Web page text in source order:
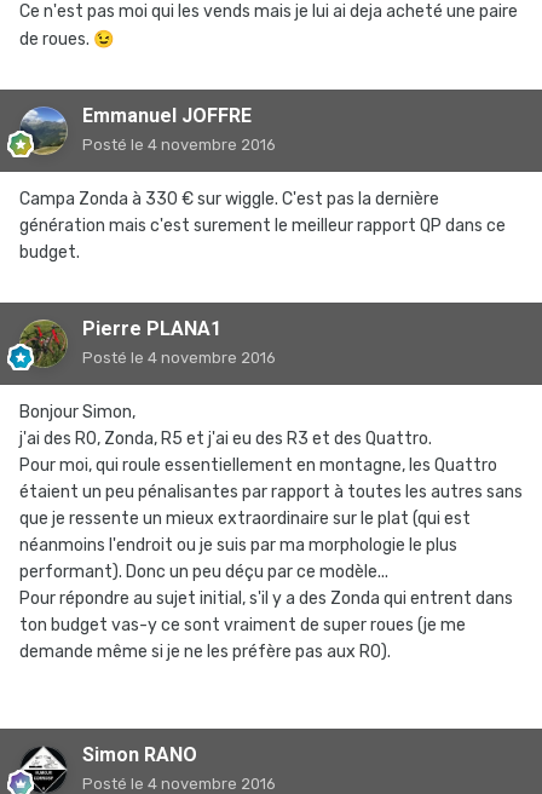
Ce n'est pas moi qui les vends mais je lui ai deja acheté une paire
de roues. 😉
Emmanuel JOFFRE
Posté le 4 novembre 2016
Campa Zonda à 330 € sur wiggle. C'est pas la dernière
génération mais c'est surement le meilleur rapport QP dans ce
budget.
Pierre PLANA1
Posté le 4 novembre 2016
Bonjour Simon,
j'ai des R0, Zonda, R5 et j'ai eu des R3 et des Quattro.
Pour moi, qui roule essentiellement en montagne, les Quattro
étaient un peu pénalisantes par rapport à toutes les autres sans
que je ressente un mieux extraordinaire sur le plat (qui est
néanmoins l'endroit ou je suis par ma morphologie le plus
performant). Donc un peu déçu par ce modèle...
Pour répondre au sujet initial, s'il y a des Zonda qui entrent dans
ton budget vas-y ce sont vraiment de super roues (je me
demande même si je ne les préfère pas aux R0).
Simon RANO
Posté le 4 novembre 2016